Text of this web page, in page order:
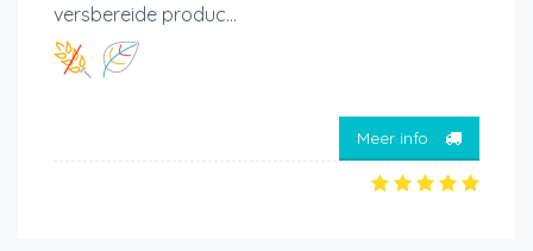
versbereide produc...
Meer info